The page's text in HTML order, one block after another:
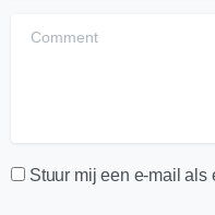
Comment
Stuur mij een e-mail als